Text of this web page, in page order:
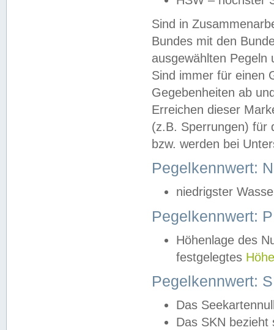
Sind in
Bundes mit den
ausgewählten
Sind immer für einen
Gegebenheiten ab
Erreichen dieser
(z.B. Sperrungen) für
bzw. werden bei
Pegelkennwert:
niedrigster
Pegelkennwert:
Höhenlage des
festgelegtes
Pegelkennwert:
Das
Das SKN